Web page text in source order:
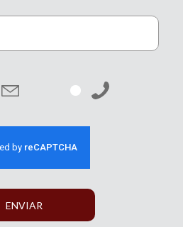
ENVIAR